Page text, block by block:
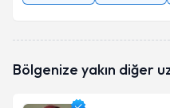
Bölgenize yakın diğer